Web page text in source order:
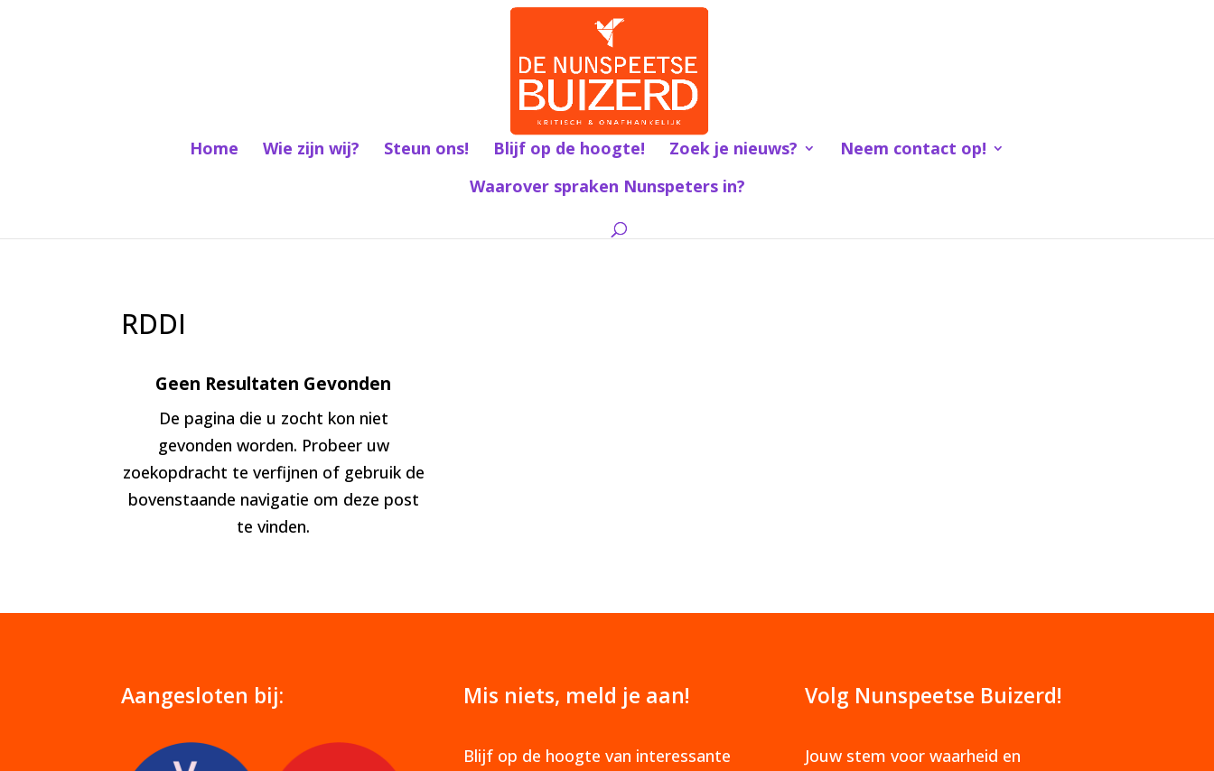
Home Wie zijn wij? Steun ons! Blijf op de hoogte! Zoek je nieuws?
Neem contact op!
Waarover spraken Nunspeters in?
RDDI
Geen Resultaten Gevonden
De pagina die u zocht kon niet
gevonden worden. Probeer uw
zoekopdracht te verfijnen of gebruik de
bovenstaande navigatie om deze post
te vinden.
Aangesloten bij: Mis niets, meld je aan!
Blijf op de hoogte van interessante
Volg Nunspeetse Buizerd!
Jouw stem voor waarheid en